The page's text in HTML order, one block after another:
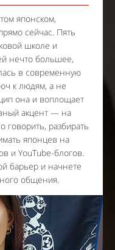
японском,
сейчас. Пять
школе и
нечто большее,
в современную
к людям, а не
она и воплощает
акцент — на
разбирать
японцев на
и YouTube-блогов.
барьер и начнете
общения.